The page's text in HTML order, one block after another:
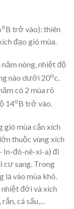
oB trở vào): thiên
đạo gió mùa.
nóng, nhiệt độ
nào dưới 20oc,
có 2 mùa rõ
14oB trở vào.
gió mùa cận xích
thuộc vùng xích
In-đô-nê-xi-a) đi
cư sang. Trong
lá vào mùa khô.
đới và xích
cá sấu,…